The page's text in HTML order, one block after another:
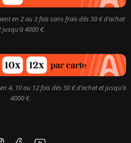
en 2 ou 3 fois sans frais dès 50 € d’achat
jusqu’à 4000 €.
4, 10 ou 12 fois dès 50 € d’achat et jusqu’à
4000 €.